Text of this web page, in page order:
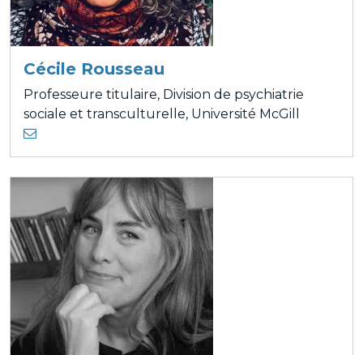
Cécile Rousseau
Professeure titulaire, Division de psychiatrie
sociale et transculturelle, Université McGill